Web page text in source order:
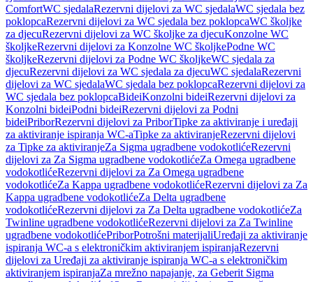
ComfortWC sjedalaRezervni dijelovi za WC sjedalaWC sjedala bez
poklopcaRezervni dijelovi za WC sjedala bez poklopcaWC školjke
za djecuRezervni dijelovi za WC školjke za djecuKonzolne WC
školjkeRezervni dijelovi za Konzolne WC školjkePodne WC
školjkeRezervni dijelovi za Podne WC školjkeWC sjedala za
djecuRezervni dijelovi za WC sjedala za djecuWC sjedalaRezervni
dijelovi za WC sjedalaWC sjedala bez poklopcaRezervni dijelovi za
WC sjedala bez poklopcaBideiKonzolni bideiRezervni dijelovi za
Konzolni bideiPodni bideiRezervni dijelovi za Podni
bideiPriborRezervni dijelovi za PriborTipke za aktiviranje i uređaji
za aktiviranje ispiranja WC-aTipke za aktiviranjeRezervni dijelovi
za Tipke za aktiviranjeZa Sigma ugradbene vodokotlićeRezervni
dijelovi za Za Sigma ugradbene vodokotlićeZa Omega ugradbene
vodokotlićeRezervni dijelovi za Za Omega ugradbene
vodokotlićeZa Kappa ugradbene vodokotlićeRezervni dijelovi za Za
Kappa ugradbene vodokotlićeZa Delta ugradbene
vodokotlićeRezervni dijelovi za Za Delta ugradbene vodokotlićeZa
Twinline ugradbene vodokotlićeRezervni dijelovi za Za Twinline
ugradbene vodokotlićePriborPotrošni materijaliUređaji za aktiviranje
ispiranja WC-a s elektroničkim aktiviranjem ispiranjaRezervni
dijelovi za Uređaji za aktiviranje ispiranja WC-a s elektroničkim
aktiviranjem ispiranjaZa mrežno napajanje, za Geberit Sigma